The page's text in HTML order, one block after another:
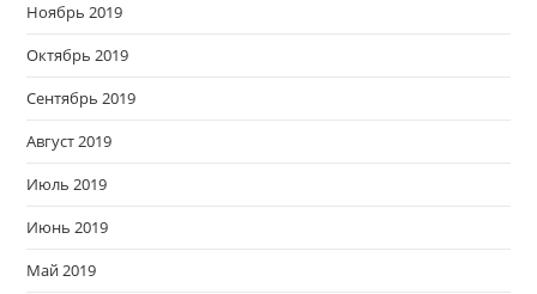
Ноябрь 2019
Октябрь 2019
Сентябрь 2019
Август 2019
Июль 2019
Июнь 2019
Май 2019